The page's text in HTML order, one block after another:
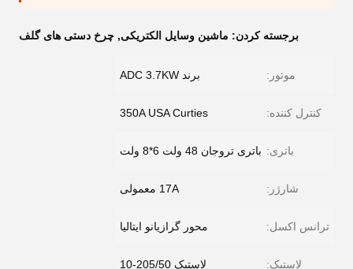
برجسته کردن: ماشین وسایل الکتریکی, چرخ دستی های گلف
موتور: برند ADC 3.7KW
کنترل کننده: 350A USA Curties
باتری: باتری تروجان 48 ولت 6*8 ولت
شارژر: 17A معمولی
ترانس اکسل: محور گرازیانو ایتالیا
لاستیک: لاستیک 205/50-10